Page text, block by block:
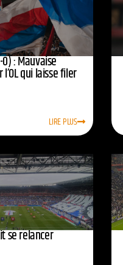
: Mauvaise
qui laisse filer
LIRE PLUS
se relancer